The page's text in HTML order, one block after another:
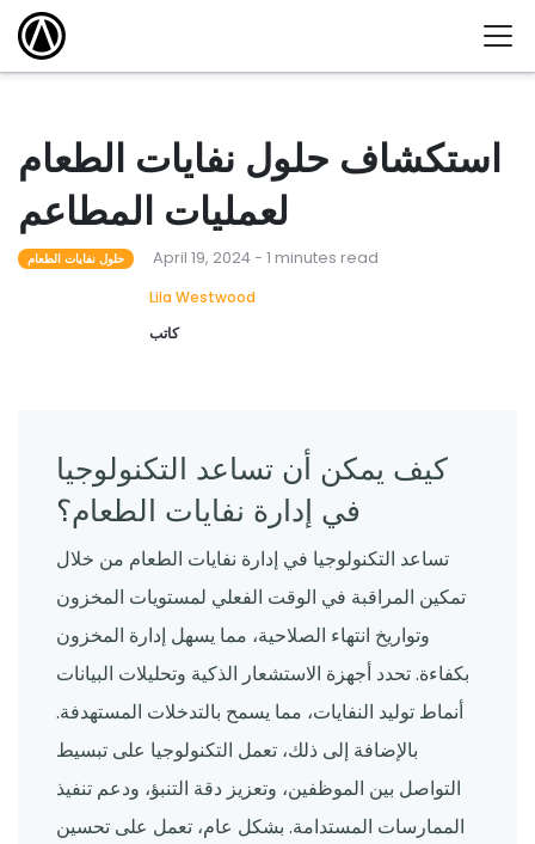
استكشاف حلول نفايات الطعام
لعمليات المطاعم
حلول نفايات الطعام
April 19, 2024 - 1 minutes read
Lila Westwood
كاتب
كيف يمكن أن تساعد التكنولوجيا
في إدارة نفايات الطعام؟
تساعد التكنولوجيا في إدارة نفايات الطعام من خلال
تمكين المراقبة في الوقت الفعلي لمستويات المخزون
وتواريخ انتهاء الصلاحية، مما يسهل إدارة المخزون
بكفاءة. تحدد أجهزة الاستشعار الذكية وتحليلات البيانات
أنماط توليد النفايات، مما يسمح بالتدخلات المستهدفة.
بالإضافة إلى ذلك، تعمل التكنولوجيا على تبسيط
التواصل بين الموظفين، وتعزيز دقة التنبؤ، ودعم تنفيذ
الممارسات المستدامة. بشكل عام، تعمل على تحسين